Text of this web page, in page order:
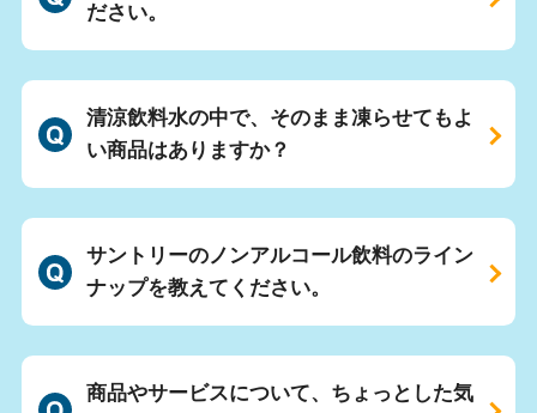
ださい。
清涼飲料水の中で、そのまま凍らせてもよ
い商品はありますか？
サントリーのノンアルコール飲料のライン
ナップを教えてください。
商品やサービスについて、ちょっとした気